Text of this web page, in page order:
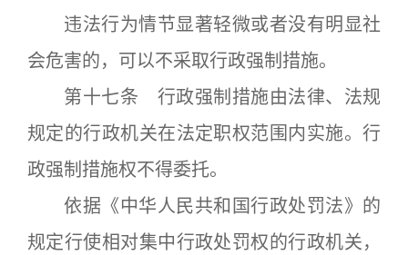
违法行为情节显著轻微或者没有明显社
会危害的，可以不采取行政强制措施。
第十七条 行政强制措施由法律、法规
规定的行政机关在法定职权范围内实施。行
政强制措施权不得委托。
依据《中华人民共和国行政处罚法》的
规定行使相对集中行政处罚权的行政机关，